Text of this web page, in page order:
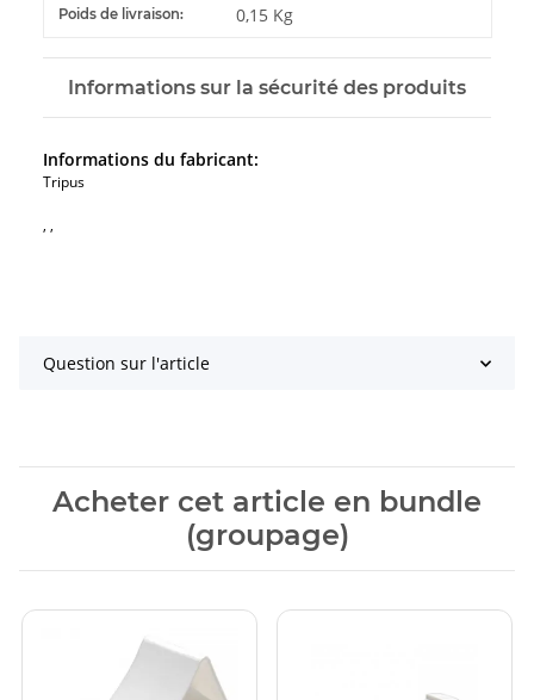
#productDetails.itemInformation#
#productDetails.itemValue#
Poids de livraison: 0,15 Kg
Informations sur la sécurité des produits
Informations du fabricant:
Tripus
, ,
Question sur l'article
Acheter cet article en bundle
(groupage)